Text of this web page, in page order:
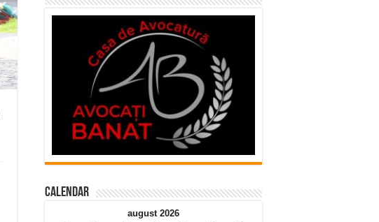
Calendar
august 2026